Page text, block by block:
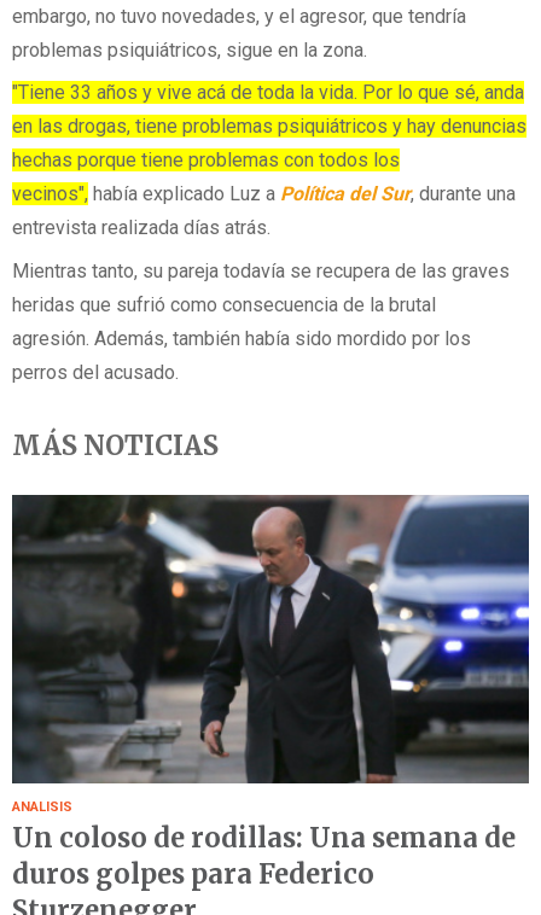
embargo, no tuvo novedades, y el agresor, que tendría
problemas psiquiátricos, sigue en la zona.
"Tiene 33 años y vive acá de toda la vida. Por lo que sé, anda
en las drogas, tiene problemas psiquiátricos y hay denuncias
hechas porque tiene problemas con todos los
vecinos", había explicado Luz a Política del Sur, durante una
entrevista realizada días atrás.
Mientras tanto, su pareja todavía se recupera de las graves
heridas que sufrió como consecuencia de la brutal
agresión. Además, también había sido mordido por los
perros del acusado.
MÁS NOTICIAS
ANALISIS
Un coloso de rodillas: Una semana de
duros golpes para Federico